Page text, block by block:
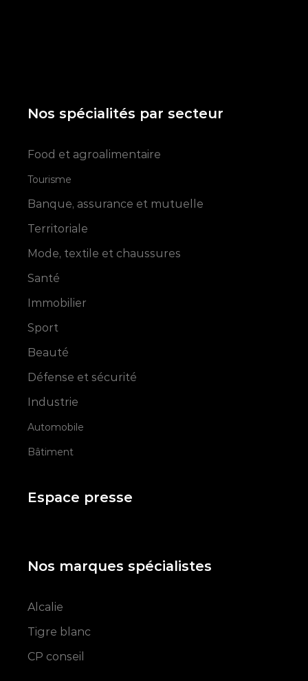
Nos spécialités par secteur
Food et agroalimentaire
Tourisme
Banque, assurance et mutuelle
Territoriale
Mode, textile et chaussures
Santé
Immobilier
Sport
Beauté
Défense et sécurité
Industrie
Automobile
Bâtiment
Espace presse
Nos marques spécialistes
Alcalie
Tigre blanc
CP conseil